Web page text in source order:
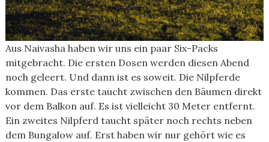
Aus Naivasha haben wir uns ein paar Six-Packs
mitgebracht. Die ersten Dosen werden diesen Abend
noch geleert. Und dann ist es soweit. Die Nilpferde
kommen. Das erste taucht zwischen den Bäumen direkt
vor dem Balkon auf. Es ist vielleicht 30 Meter entfernt.
Ein zweites Nilpferd taucht später noch rechts neben
dem Bungalow auf. Erst haben wir nur gehört wie es